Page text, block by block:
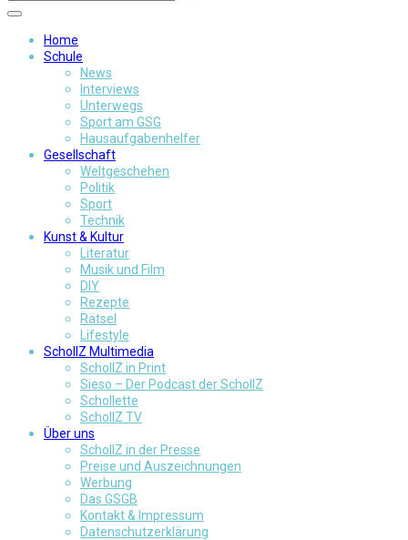
Home
Schule
News
Interviews
Unterwegs
Sport am GSG
Hausaufgabenhelfer
Gesellschaft
Weltgeschehen
Politik
Sport
Technik
Kunst & Kultur
Literatur
Musik und Film
DIY
Rezepte
Rätsel
Lifestyle
SchollZ Multimedia
SchollZ in Print
Sieso – Der Podcast der SchollZ
Schollette
SchollZ TV
Über uns
SchollZ in der Presse
Preise und Auszeichnungen
Werbung
Das GSGB
Kontakt & Impressum
Datenschutzerklärung